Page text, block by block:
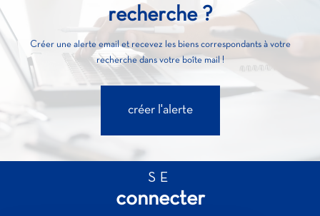
recherche ?
Créer une alerte email et recevez les biens correspondants à votre
recherche dans votre boîte mail !
créer l'alerte
SE
connecter